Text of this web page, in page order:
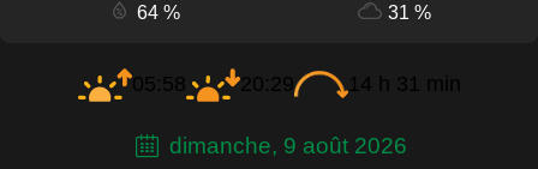
64 %
31 %
05:58 20:29 14 h 31 min
dimanche, 9 août 2026